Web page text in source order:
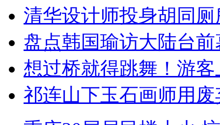
清华设计师投身胡同
盘点韩国瑜访大陆台
想过桥就得跳舞！游客
祁连山下玉石画师用